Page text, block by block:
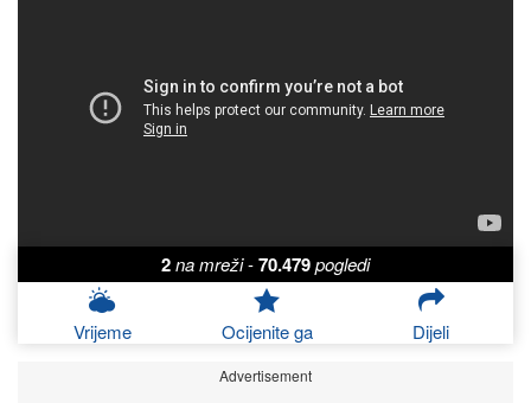
2na mreži-70.479pogledi
Vrijeme Ocijenite ga Dijeli
Advertisement